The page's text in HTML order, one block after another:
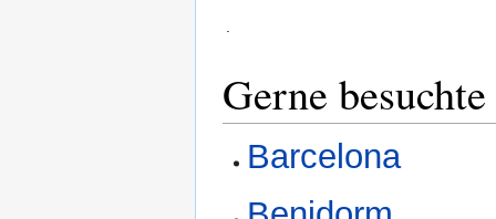
Gerne
Barcelona